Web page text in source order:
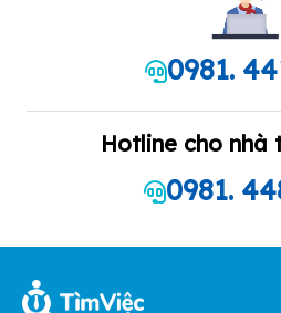
0981.
Hotline cho nhà
0981.